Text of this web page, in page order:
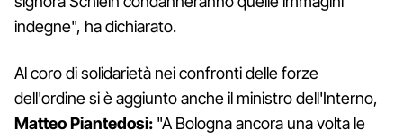
indegne", ha dichiarato.
Al coro di solidarietà nei confronti delle forze
dell'ordine si è aggiunto anche il ministro dell'Interno,
Matteo Piantedosi: "A Bologna ancora una volta le